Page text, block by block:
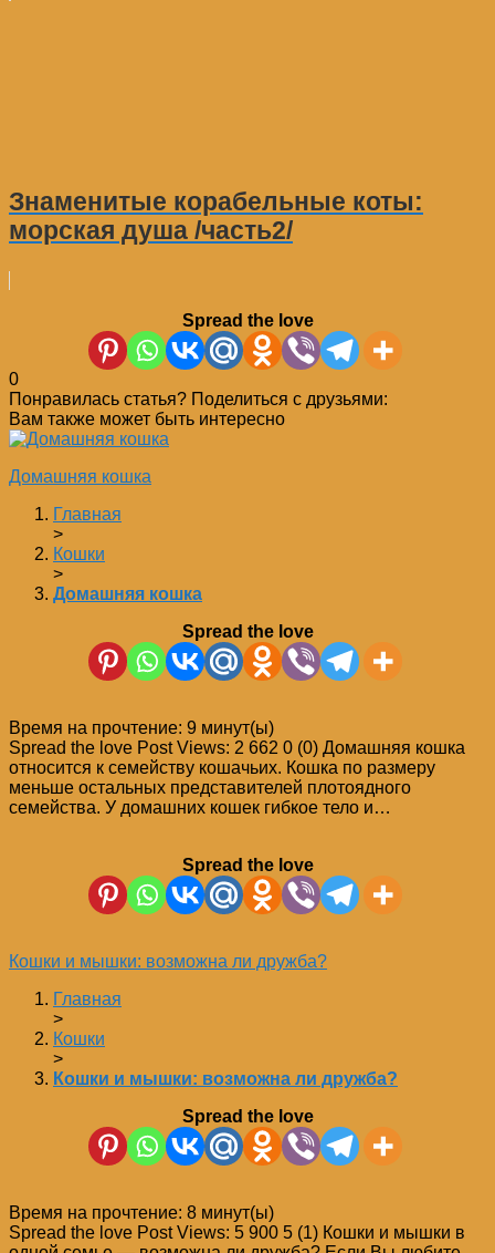
Знаменитые корабельные коты:
морская душа /часть2/
Spread the love
0
Понравилась статья? Поделиться с друзьями:
Вам также может быть интересно
Домашняя кошка
Главная
>
Кошки
>
Домашняя кошка
Spread the love
Время на прочтение: 9 минут(ы)
Spread the love Post Views: 2 662 0 (0) Домашняя кошка
относится к семейству кошачьих. Кошка по размеру
меньше остальных представителей плотоядного
семейства. У домашних кошек гибкое тело и…
Spread the love
Кошки и мышки: возможна ли дружба?
Главная
>
Кошки
>
Кошки и мышки: возможна ли дружба?
Spread the love
Время на прочтение: 8 минут(ы)
Spread the love Post Views: 5 900 5 (1) Кошки и мышки в